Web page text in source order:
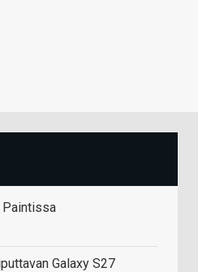
Paintissa
Galaxy S27